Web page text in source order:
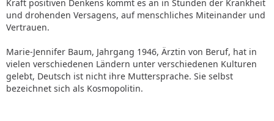
Kraft positiven Denkens kommt es an in Stunden der Krankheit
und drohenden Versagens, auf menschliches Miteinander und
Vertrauen.
Marie-Jennifer Baum, Jahrgang 1946, Ärztin von Beruf, hat in
vielen verschiedenen Ländern unter verschiedenen Kulturen
gelebt, Deutsch ist nicht ihre Muttersprache. Sie selbst
bezeichnet sich als Kosmopolitin.